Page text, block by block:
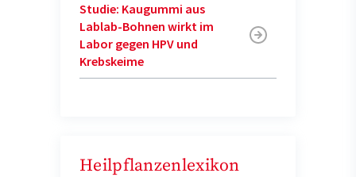
Studie: Kaugummi aus
Lablab-Bohnen wirkt im
Labor gegen HPV und
Krebskeime
Heilpflanzenlexikon